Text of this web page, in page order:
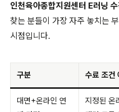
인천육아종합지원센터 E러닝
찾는 분들이 가장 자주 놓치는
시점입니다.
구분 수료 조건
대면+온라인 연
지정된 온